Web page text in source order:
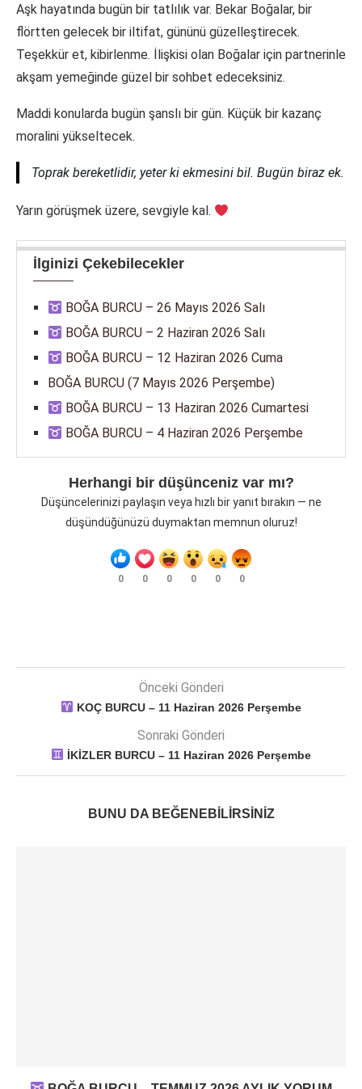
Aşk hayatında bugün bir tatlılık var. Bekar Boğalar, bir
flörtten gelecek bir iltifat, gününü güzelleştirecek.
Teşekkür et, kibirlenme. İlişkisi olan Boğalar için partnerinle
akşam yemeğinde güzel bir sohbet edeceksiniz.
Maddi konularda bugün şanslı bir gün. Küçük bir kazanç
moralini yükseltecek.
Toprak bereketlidir, yeter ki ekmesini bil. Bugün biraz ek.
Yarın görüşmek üzere, sevgiyle kal.
İlginizi Çekebilecekler
BOĞA BURCU – 26 Mayıs 2026 Salı
BOĞA BURCU – 2 Haziran 2026 Salı
BOĞA BURCU – 12 Haziran 2026 Cuma
BOĞA BURCU (7 Mayıs 2026 Perşembe)
BOĞA BURCU – 13 Haziran 2026 Cumartesi
BOĞA BURCU – 4 Haziran 2026 Perşembe
Herhangi bir düşünceniz var mı?
Düşüncelerinizi paylaşın veya hızlı bir yanıt bırakın — ne
düşündüğünüzü duymaktan memnun oluruz!
0 0 0 0 0 0
Önceki Gönderi
KOÇ BURCU – 11 Haziran 2026 Perşembe
Sonraki Gönderi
İKİZLER BURCU – 11 Haziran 2026 Perşembe
BUNU DA BEĞENEBILIRSINIZ